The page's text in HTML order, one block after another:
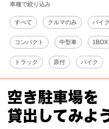
車種で絞り込み
すべて クルマのみ バイ
コンパクト 中型車 1BOX
トラック 原付 バイク